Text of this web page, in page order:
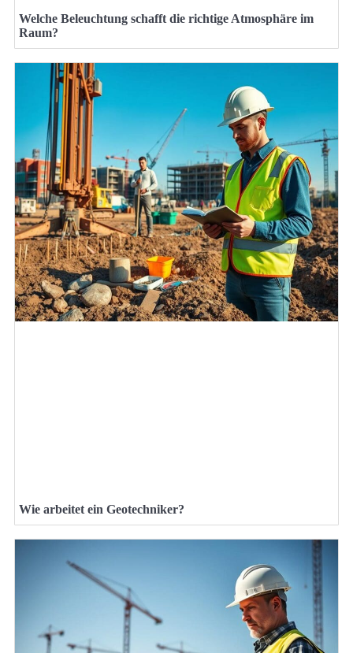
Welche Beleuchtung schafft die richtige Atmosphäre im
Raum?
Wie arbeitet ein Geotechniker?